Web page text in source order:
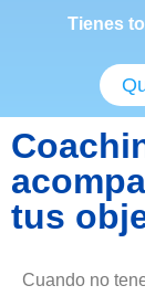
Tienes
tus
Cuando no